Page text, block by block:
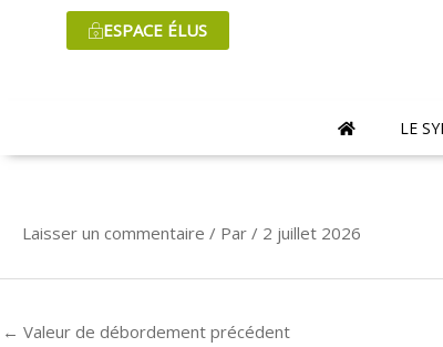
ESPACE ÉLUS
LE
Laisser un commentaire / Par / 2 juillet 2026
← Valeur de débordement précédent